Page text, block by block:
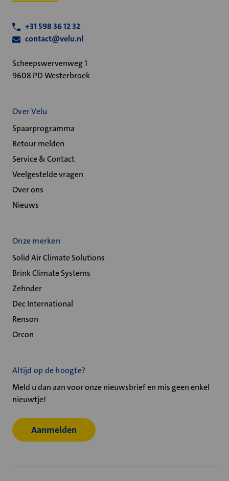
+31 598 36 12 32
contact@velu.nl
Scheepswervenweg 1
9608 PD Westerbroek
Over Velu
Spaarprogramma
Retour melden
Service & Contact
Veelgestelde vragen
Over ons
Nieuws
Onze merken
Solid Air Climate Solutions
Brink Climate Systems
Zehnder
Dec International
Renson
Orcon
Altijd op de hoogte?
Meld u dan aan voor onze nieuwsbrief en mis geen enkel
nieuwtje!
Aanmelden